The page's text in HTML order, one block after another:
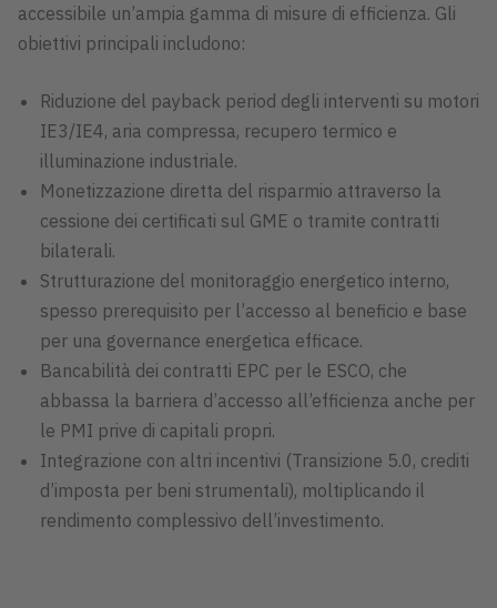
accessibile un’ampia gamma di misure di efficienza. Gli
obiettivi principali includono:
Riduzione del payback period degli interventi su motori
IE3/IE4, aria compressa, recupero termico e
illuminazione industriale.
Monetizzazione diretta del risparmio attraverso la
cessione dei certificati sul GME o tramite contratti
bilaterali.
Strutturazione del monitoraggio energetico interno,
spesso prerequisito per l’accesso al beneficio e base
per una governance energetica efficace.
Bancabilità dei contratti EPC per le ESCO, che
abbassa la barriera d’accesso all’efficienza anche per
le PMI prive di capitali propri.
Integrazione con altri incentivi (Transizione 5.0, crediti
d’imposta per beni strumentali), moltiplicando il
rendimento complessivo dell’investimento.